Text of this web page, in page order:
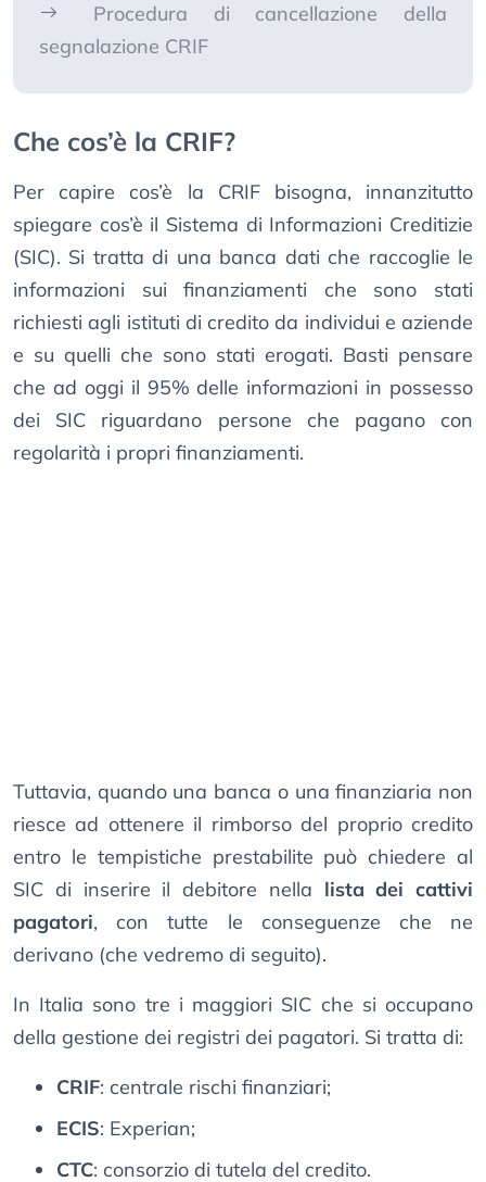
Procedura di cancellazione della
segnalazione CRIF
Che cos’è la CRIF?
Per capire cos’è la CRIF bisogna, innanzitutto
spiegare cos’è il Sistema di Informazioni Creditizie
(SIC). Si tratta di una banca dati che raccoglie le
informazioni sui finanziamenti che sono stati
richiesti agli istituti di credito da individui e aziende
e su quelli che sono stati erogati. Basti pensare
che ad oggi il 95% delle informazioni in possesso
dei SIC riguardano persone che pagano con
regolarità i propri finanziamenti.
Tuttavia, quando una banca o una finanziaria non
riesce ad ottenere il rimborso del proprio credito
entro le tempistiche prestabilite può chiedere al
SIC di inserire il debitore nella lista dei cattivi
pagatori, con tutte le conseguenze che ne
derivano (che vedremo di seguito).
In Italia sono tre i maggiori SIC che si occupano
della gestione dei registri dei pagatori. Si tratta di:
CRIF: centrale rischi finanziari;
ECIS: Experian;
CTC: consorzio di tutela del credito.